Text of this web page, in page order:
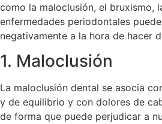
como la maloclusión, el bruxismo,
enfermedades periodontales
negativamente a la hora de hacer
1. Maloclusión
La maloclusión dental se asocia
y de equilibrio y con dolores de
de forma que puede perjudicar a